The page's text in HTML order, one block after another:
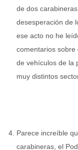
de dos
desesperación de
ese acto no he
comentarios sobre
de vehículos de la
muy distintos
Parece increíble
carabineras, el